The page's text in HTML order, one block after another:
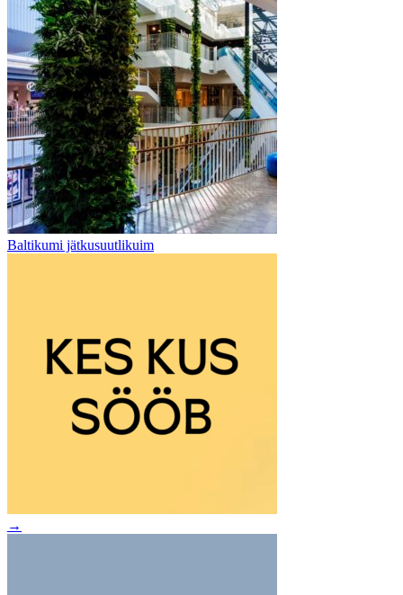
Baltikumi jätkusuutlikuim
→